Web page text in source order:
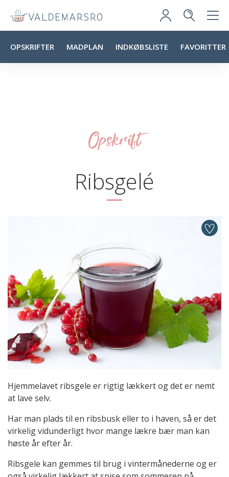
OPSKRIFTER MADPLAN INDKØBSLISTE FAVORITTER
Opskrift
Ribsgelé
Hjemmelavet ribsgele er rigtig lækkert og det er nemt
at lave selv.
Har man plads til en ribsbusk eller to i haven, så er det
virkelig vidunderligt hvor mange lækre bær man kan
høste år efter år.
Ribsgele kan gemmes til brug i vintermånederne og er